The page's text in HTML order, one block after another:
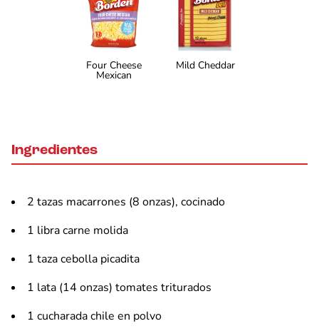
Four Cheese
Mexican
Mild Cheddar
Ingredientes
2 tazas macarrones (8 onzas), cocinado
1 libra carne molida
1 taza cebolla picadita
1 lata (14 onzas) tomates triturados
1 cucharada chile en polvo